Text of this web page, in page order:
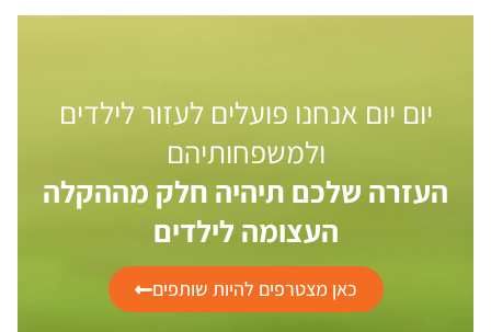
יום יום אנחנו פועלים לעזור לילדים
ולמשפחותיהם
העזרה שלכם תיהיה חלק מההקלה
העצומה לילדים
כאן מצטרפים להיות שותפים